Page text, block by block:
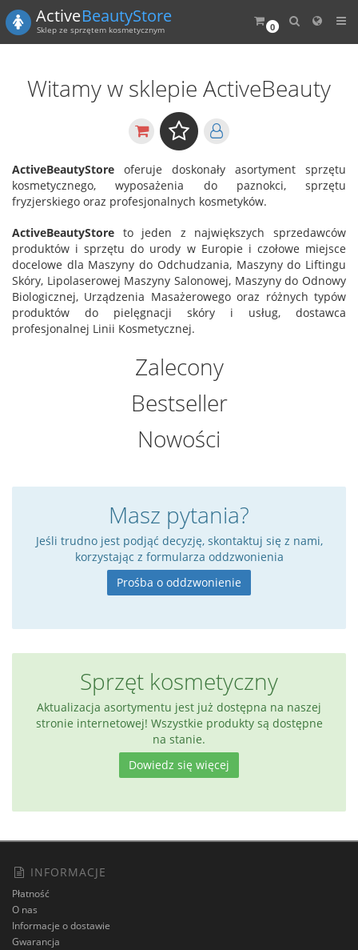
0
ActiveBeautyStore
Sklep ze sprzętem kosmetycznym
Witamy w sklepie ActiveBeauty
ActiveBeautyStore oferuje doskonały asortyment sprzętu
kosmetycznego, wyposażenia do paznokci, sprzętu
fryzjerskiego oraz profesjonalnych kosmetyków.
ActiveBeautyStore to jeden z największych sprzedawców
produktów i sprzętu do urody w Europie i czołowe miejsce
docelowe dla Maszyny do Odchudzania, Maszyny do Liftingu
Skóry, Lipolaserowej Maszyny Salonowej, Maszyny do Odnowy
Biologicznej, Urządzenia Masażerowego oraz różnych typów
produktów do pielęgnacji skóry i usług, dostawca
profesjonalnej Linii Kosmetycznej.
Zalecony
Bestseller
Nowości
Masz pytania?
Jeśli trudno jest podjąć decyzję, skontaktuj się z nami,
korzystając z formularza oddzwonienia
Prośba o oddzwonienie
Sprzęt kosmetyczny
Aktualizacja asortymentu jest już dostępna na naszej
stronie internetowej! Wszystkie produkty są dostępne
na stanie.
Dowiedz się więcej
INFORMACJE
Płatność
O nas
Informacje o dostawie
Gwarancja